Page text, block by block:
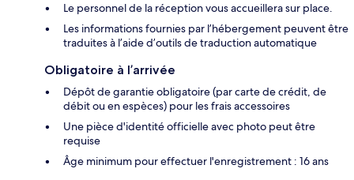
Le personnel de la réception vous accueillera sur place.
Les informations fournies par l’hébergement peuvent être
traduites à l’aide d’outils de traduction automatique
Obligatoire à l’arrivée
Dépôt de garantie obligatoire (par carte de crédit, de
débit ou en espèces) pour les frais accessoires
Une pièce d'identité officielle avec photo peut être
requise
Âge minimum pour effectuer l'enregistrement : 16 ans